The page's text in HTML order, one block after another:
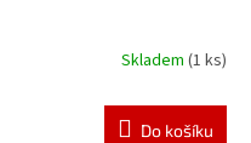
Skladem (1 ks)
Do košíku